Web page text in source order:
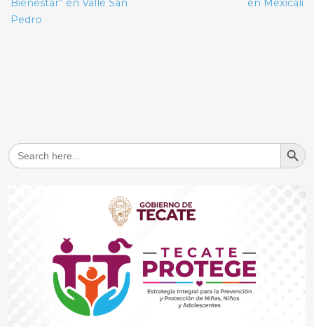
Bienestar” en Valle San
Pedro
en Mexicali
Search
for:
Search